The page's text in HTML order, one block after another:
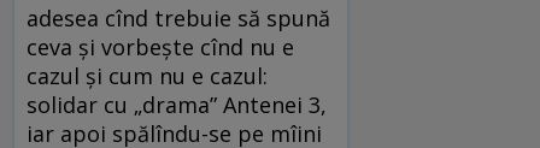
adesea cînd trebuie să spună
ceva şi vorbeşte cînd nu e
cazul şi cum nu e cazul:
solidar cu „drama” Antenei 3,
iar apoi spălîndu-se pe mîini